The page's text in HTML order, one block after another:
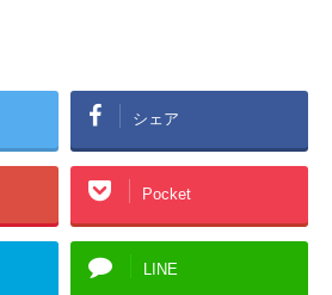
シェア
Pocket
LINE